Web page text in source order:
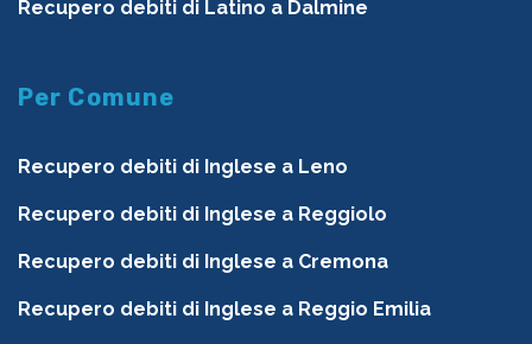
Recupero debiti di Latino a Dalmine
Per Comune
Recupero debiti di Inglese a Leno
Recupero debiti di Inglese a Reggiolo
Recupero debiti di Inglese a Cremona
Recupero debiti di Inglese a Reggio Emilia